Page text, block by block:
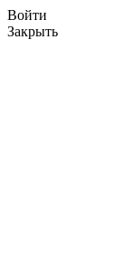
Войти
Закрыть